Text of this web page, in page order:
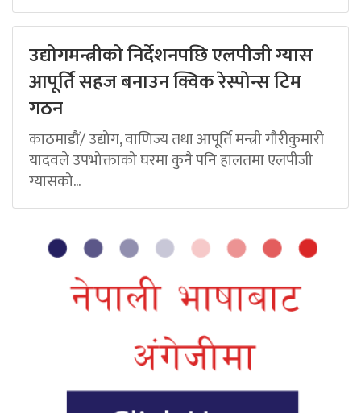
उद्योगमन्त्रीको निर्देशनपछि एलपीजी ग्यास
आपूर्ति सहज बनाउन क्विक रेस्पोन्स टिम
गठन
काठमाडौं/ उद्योग, वाणिज्य तथा आपूर्ति मन्त्री गौरीकुमारी
यादवले उपभोक्ताको घरमा कुनै पनि हालतमा एलपीजी
ग्यासको...